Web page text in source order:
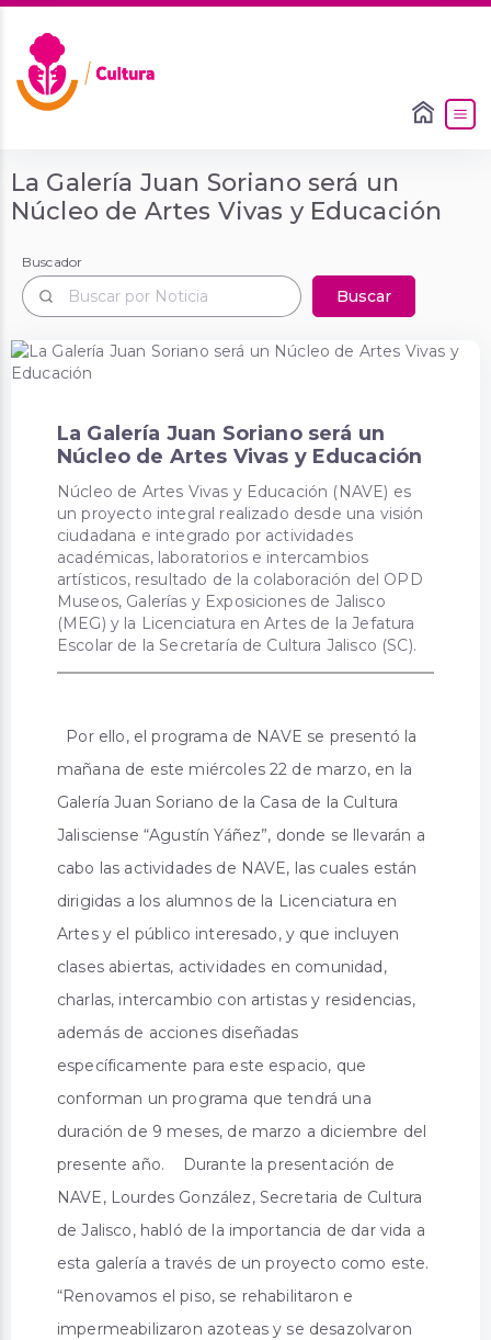
La Galería Juan Soriano será un
Núcleo de Artes Vivas y Educación
Buscador
Buscador
Buscar
La Galería Juan Soriano será un
Núcleo de Artes Vivas y Educación
Núcleo de Artes Vivas y Educación (NAVE) es
un proyecto integral realizado desde una visión
ciudadana e integrado por actividades
académicas, laboratorios e intercambios
artísticos, resultado de la colaboración del OPD
Museos, Galerías y Exposiciones de Jalisco
(MEG) y la Licenciatura en Artes de la Jefatura
Escolar de la Secretaría de Cultura Jalisco (SC).
Por ello, el programa de NAVE se presentó la
mañana de este miércoles 22 de marzo, en la
Galería Juan Soriano de la Casa de la Cultura
Jalisciense “Agustín Yáñez”, donde se llevarán a
cabo las actividades de NAVE, las cuales están
dirigidas a los alumnos de la Licenciatura en
Artes y el público interesado, y que incluyen
clases abiertas, actividades en comunidad,
charlas, intercambio con artistas y residencias,
además de acciones diseñadas
específicamente para este espacio, que
conforman un programa que tendrá una
duración de 9 meses, de marzo a diciembre del
presente año. Durante la presentación de
NAVE, Lourdes González, Secretaria de Cultura
de Jalisco, habló de la importancia de dar vida a
esta galería a través de un proyecto como este.
“Renovamos el piso, se rehabilitaron e
impermeabilizaron azoteas y se desazolvaron